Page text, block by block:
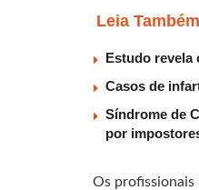
Leia Também
Estudo revela
Casos de
Síndrome de
por
Os profissionais